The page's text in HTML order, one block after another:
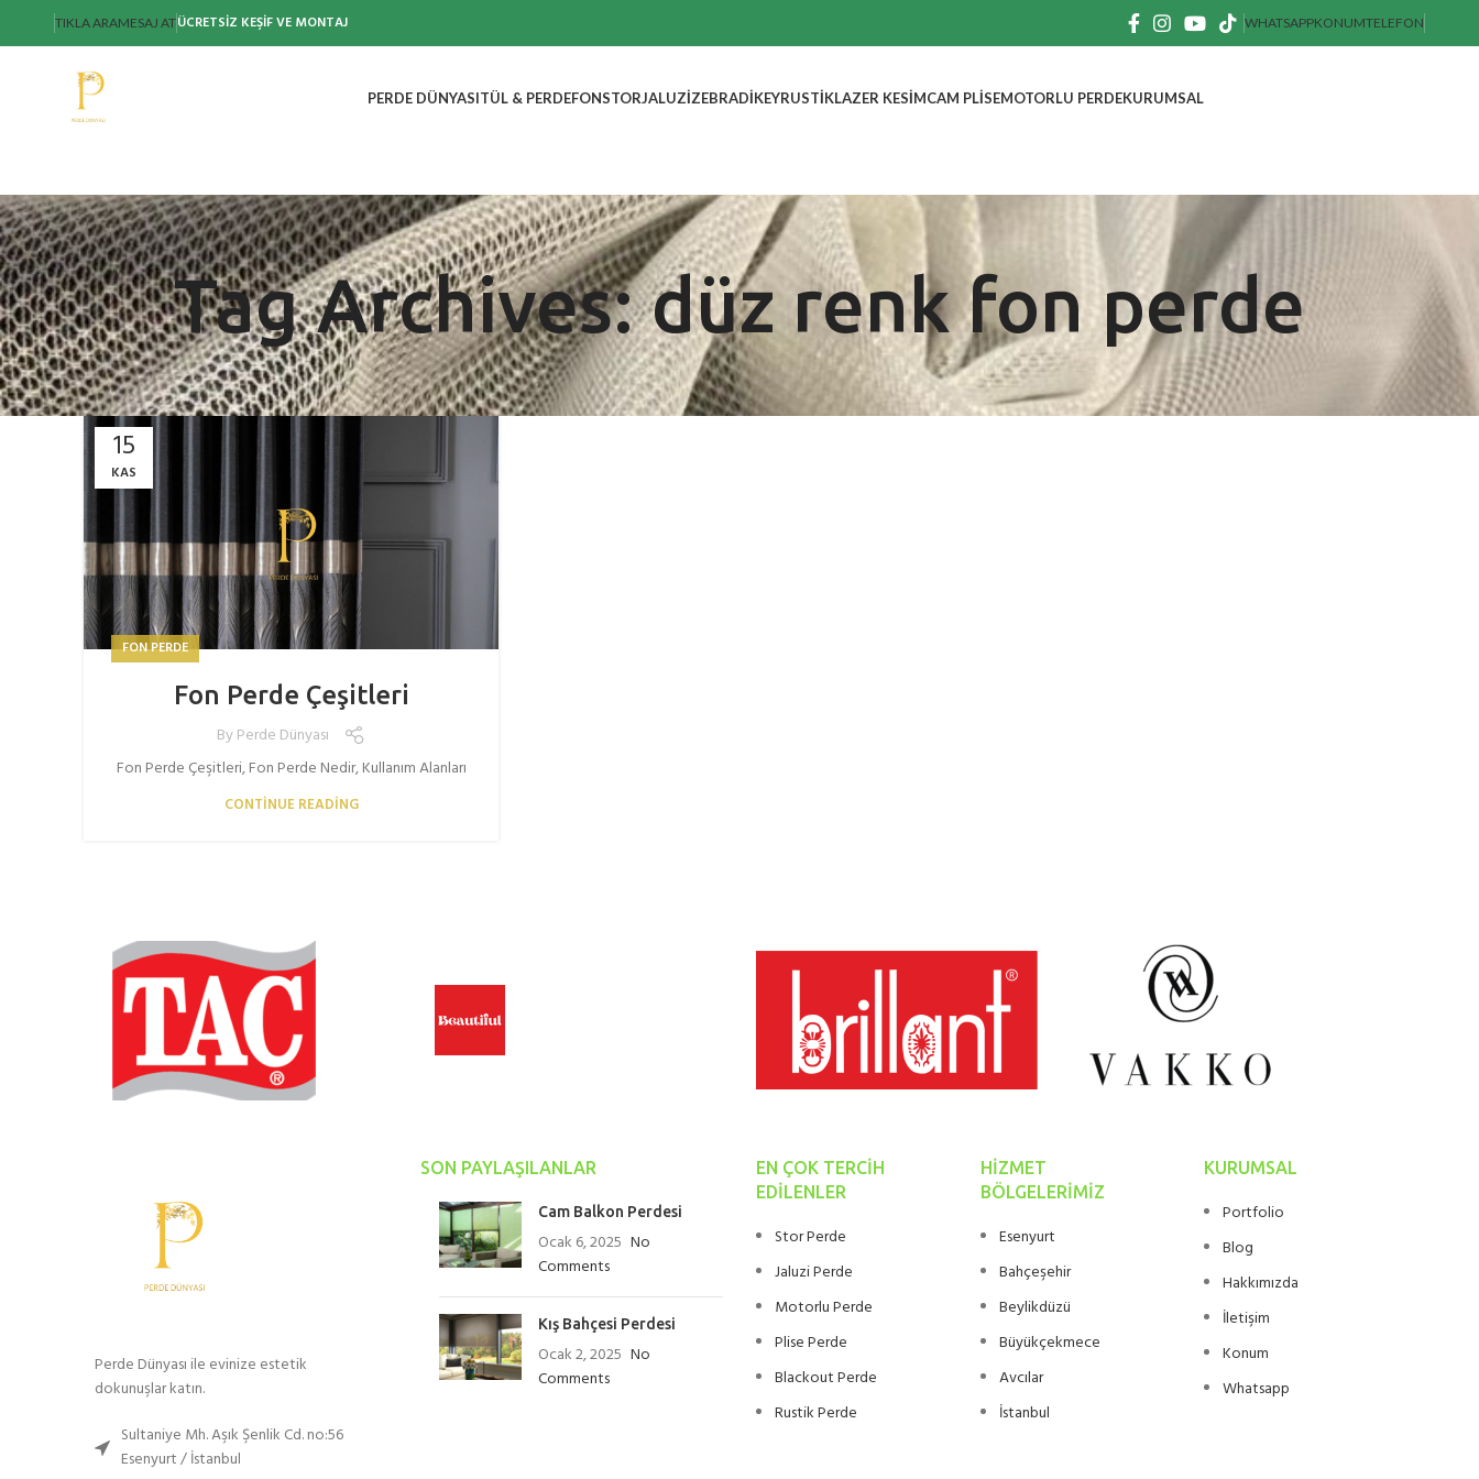
TIKLA ARAMESAJ ATÜCRETSİZ KEŞİF VE MONTAJ WHATSAPPKONUMTELEFON
PERDE DÜNYASITÜL & PERDEFONSTORJALUZIZEBRADIKEYRUSTIKLAZER KESIMCAM PLISEMOTORLU PERDEKURUMSAL
Tag Archives: düz renk fon perde
15
KAS
FON PERDE
Fon Perde Çeşitleri
ByPerde Dünyası
Fon Perde Çeşitleri, Fon Perde Nedir, Kullanım Alanları
CONTINUE READING
Perde Dünyası ile evinize estetik
dokunuşlar katın.
Sultaniye Mh. Aşık Şenlik Cd. no:56
Esenyurt / İstanbul
SON PAYLAŞILANLAR
Cam Balkon Perdesi
Ocak 6, 2025 No
Comments
Kış Bahçesi Perdesi
Ocak 2, 2025 No
Comments
EN ÇOK TERCIH
EDILENLER
Stor Perde
Jaluzi Perde
Motorlu Perde
Plise Perde
Blackout Perde
Rustik Perde
HIZMET
BÖLGELERIMIZ
Esenyurt
Bahçeşehir
Beylikdüzü
Büyükçekmece
Avcılar
İstanbul
KURUMSAL
Portfolio
Blog
Hakkımızda
İletişim
Konum
Whatsapp